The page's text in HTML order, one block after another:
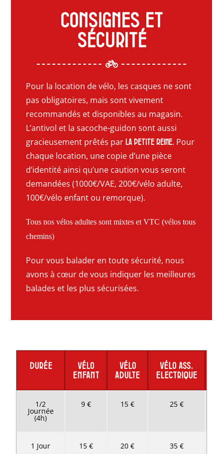
Consignes et
sécurité
Pour la location de vélo, les casques ne sont
pas obligatoires, mais sont vivement
recommandés et disponibles au magasin.
L’antivol et la sacoche-guidon sont aussi
gracieusement prêtés parLa Petite Reine. Pour
chaque location, une copie d’une pièce
d’identité ainsi qu’une caution vous seront
demandées (1000€/VAE, 200€/vélo adulte,
100€/vélo enfant ou remorque).
Tous nos vélos adultes sont mixtes et VTC (vélos tous
chemins)
Pour vous balader en toute sécurité, nous
avons à cœur de vous indiquer les meilleures
balades et les plus sécurisées.
DURÉE
VÉLO
ENFANT
VÉLO
ADULTE
VÉLO ASS.
ELECTRIQUE
1/2
Journée
(4h)
9 € 15 € 25 €
1 Jour 15 € 20 € 35 €